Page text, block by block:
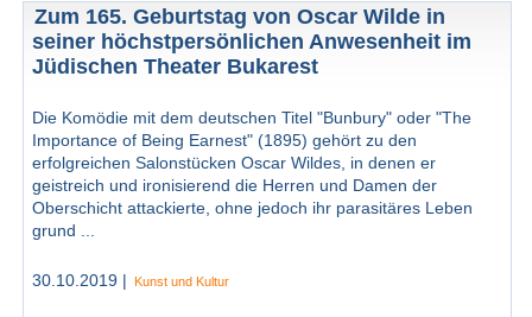
Zum 165. Geburtstag von Oscar Wilde in
seiner höchstpersönlichen Anwesenheit im
Jüdischen Theater Bukarest
Die Komödie mit dem deutschen Titel "Bunbury" oder "The
Importance of Being Earnest" (1895) gehört zu den
erfolgreichen Salonstücken Oscar Wildes, in denen er
geistreich und ironisierend die Herren und Damen der
Oberschicht attackierte, ohne jedoch ihr parasitäres Leben
grund ...
30.10.2019 | Kunst und Kultur